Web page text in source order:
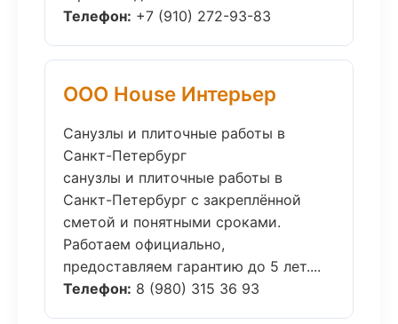
Телефон: +7 (910) 272-93-83
ООО House Интерьер
Санузлы и плиточные работы в
Санкт-Петербург
санузлы и плиточные работы в
Санкт-Петербург с закреплённой
сметой и понятными сроками.
Работаем официально,
предоставляем гарантию до 5 лет....
Телефон: 8 (980) 315 36 93